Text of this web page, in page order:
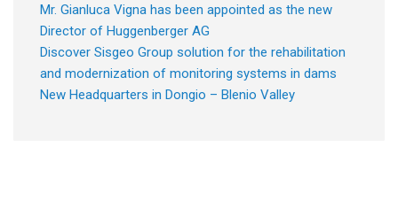
Mr. Gianluca Vigna has been appointed as the new
Director of Huggenberger AG
Discover Sisgeo Group solution for the rehabilitation
and modernization of monitoring systems in dams
New Headquarters in Dongio – Blenio Valley